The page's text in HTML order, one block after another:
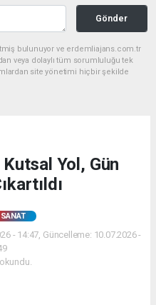
Gönder
bulunuyor ve erdemliajans.com.tr
veya dolaylı tüm sorumluluğu tek
site yönetimi hiçbir şekilde
Kutsal Yol, Gün
- 14:47, Güncelleme: 10.07.2026 -